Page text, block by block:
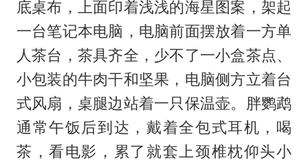
底桌布，上面印着浅浅的海星图案，架起
一台笔记本电脑，电脑前面摆放着一方单
人茶台，茶具齐全，少不了一小盒茶点、
小包装的牛肉干和坚果，电脑侧方立着台
式风扇，桌腿边站着一只保温壶。胖鹦鹉
通常午饭后到达，戴着全包式耳机，喝
茶，看电影，累了就套上颈椎枕仰头小